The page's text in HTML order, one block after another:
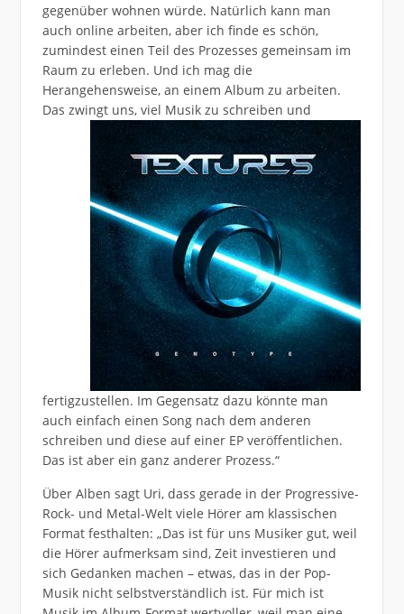
gegenüber wohnen würde. Natürlich kann man
auch online arbeiten, aber ich finde es schön,
zumindest einen Teil des Prozesses gemeinsam im
Raum zu erleben. Und ich mag die
Herangehensweise, an einem Album zu arbeiten.
Das zwingt uns, viel Musik zu schreiben und
fertigzustellen. Im Gegensatz dazu könnte man
auch einfach einen Song nach dem anderen
schreiben und diese auf einer EP veröffentlichen.
Das ist aber ein ganz anderer Prozess.“
Über Alben sagt Uri, dass gerade in der Progressive-
Rock- und Metal-Welt viele Hörer am klassischen
Format festhalten: „Das ist für uns Musiker gut, weil
die Hörer aufmerksam sind, Zeit investieren und
sich Gedanken machen – etwas, das in der Pop-
Musik nicht selbstverständlich ist. Für mich ist